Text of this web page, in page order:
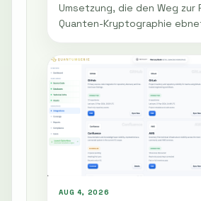
Umsetzung, die den Weg zur
Quanten-Kryptographie
AUG 4, 2026